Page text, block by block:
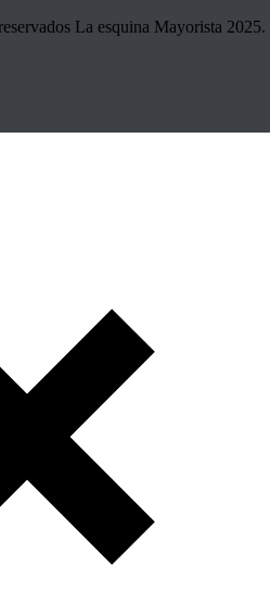
La esquina Mayorista 2025.